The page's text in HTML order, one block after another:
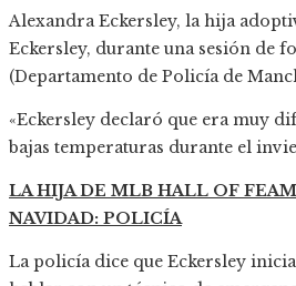
Alexandra Eckersley, la hija
Eckersley, durante una sesión de
(Departamento de Policía de
«Eckersley declaró que era muy
bajas temperaturas durante el
LA HIJA DE MLB HALL OF
NAVIDAD: POLICÍA
La policía dice que Eckersley